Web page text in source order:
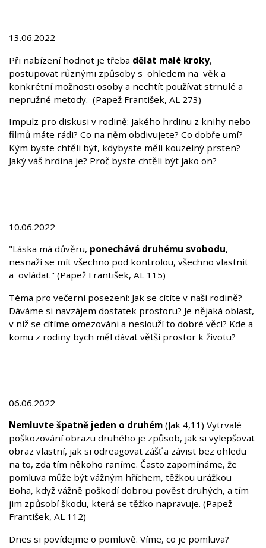
13.06.2022
Při nabízení hodnot je třeba dělat malé kroky,
postupovat různými způsoby s ohledem na věk a
konkrétní možnosti osoby a nechtít používat strnulé a
nepružné metody. (Papež František, AL 273)
Impulz pro diskusi v rodině: Jakého hrdinu z knihy nebo
filmů máte rádi? Co na něm obdivujete? Co dobře umí?
Kým byste chtěli být, kdybyste měli kouzelný prsten?
Jaký váš hrdina je? Proč byste chtěli být jako on?
10.06.2022
"Láska má důvěru, ponechává druhému svobodu,
nesnaží se mít všechno pod kontrolou, všechno vlastnit
a ovládat." (Papež František, AL 115)
Téma pro večerní posezení: Jak se cítíte v naší rodině?
Dáváme si navzájem dostatek prostoru? Je nějaká oblast,
v níž se cítíme omezováni a neslouží to dobré věci? Kde a
komu z rodiny bych měl dávat větší prostor k životu?
06.06.2022
Nemluvte špatně jeden o druhém (Jak 4,11) Vytrvalé
poškozování obrazu druhého je způsob, jak si vylepšovat
obraz vlastní, jak si odreagovat zášť a závist bez ohledu
na to, zda tím někoho raníme. Často zapomínáme, že
pomluva může být vážným hříchem, těžkou urážkou
Boha, když vážně poškodí dobrou pověst druhých, a tím
jim způsobí škodu, která se těžko napravuje. (Papež
František, AL 112)
Dnes si povídejme o pomluvě. Víme, co je pomluva?